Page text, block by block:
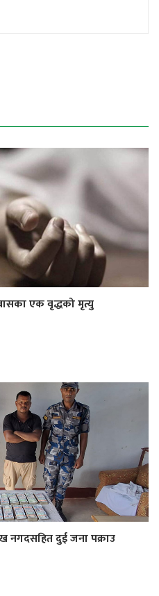
एक वृद्धको मृत्यु
नगदसहित दुई जना पक्राउ